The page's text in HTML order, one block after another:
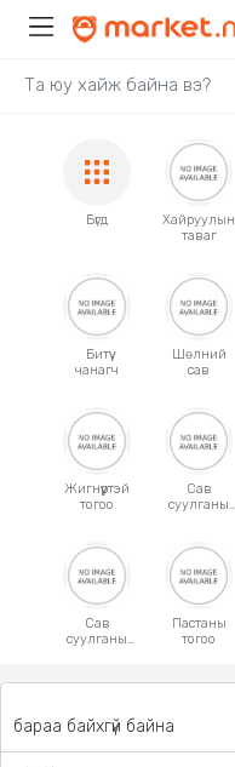
Бүгд
Хайруулын
таваг
Битүү
чанагч
Шөлний
сав
Жигнүүртэй
тогоо
Сав
суулганы
Сав
суулганы
Пастаны
тогоо
бараа байхгүй байна